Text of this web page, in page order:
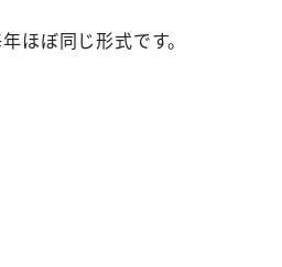
ほぼ同じ形式です。